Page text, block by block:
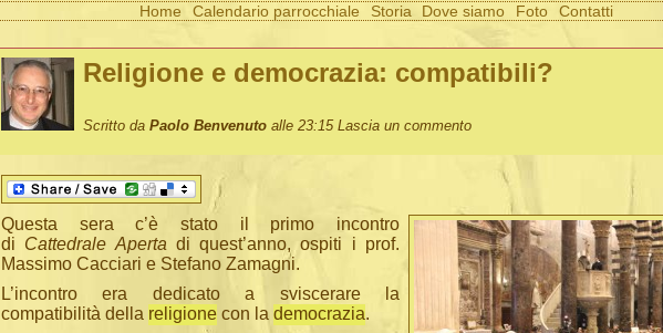
Home Calendario parrocchiale Storia Dove siamo Foto Contatti
Religione e democrazia: compatibili?
Scritto da Paolo Benvenuto alle 23:15 Lascia un commento
Questa sera c’è stato il primo incontro
di Cattedrale Aperta di quest’anno, ospiti i prof.
Massimo Cacciari e Stefano Zamagni.
L’incontro era dedicato a sviscerare la
compatibilità della religione con la democrazia.